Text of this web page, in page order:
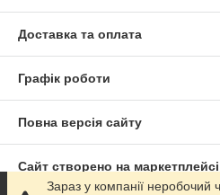
Доставка та оплата
Графік роботи
Повна версія сайту
Сайт створено на маркетплейсі
Зараз у компанії неробочий